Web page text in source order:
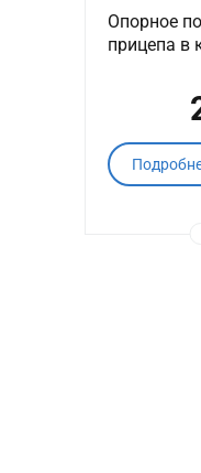
Опорное
прицепа в